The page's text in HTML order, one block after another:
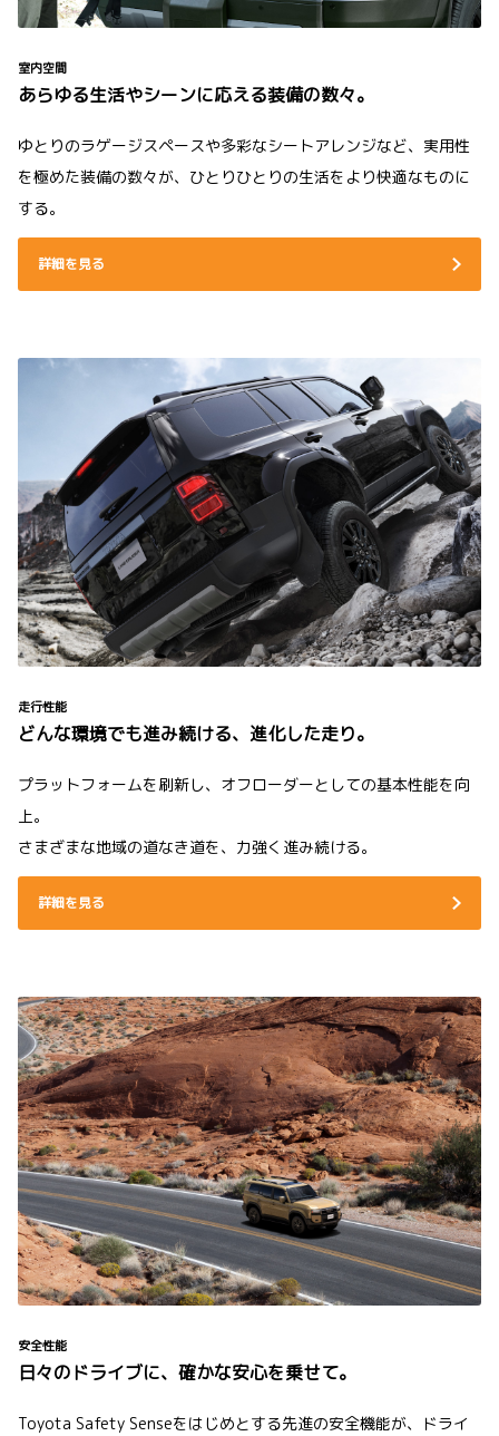
室内空間
あらゆる生活やシーンに応える装備の数々。
ゆとりのラゲージスペースや多彩なシートアレンジなど、実用性
を極めた装備の数々が、ひとりひとりの生活をより快適なものに
する。
詳細を見る
走行性能
どんな環境でも進み続ける、進化した走り。
プラットフォームを刷新し、オフローダーとしての基本性能を向
上。
さまざまな地域の道なき道を、力強く進み続ける。
詳細を見る
安全性能
日々のドライブに、確かな安心を乗せて。
Toyota Safety Senseをはじめとする先進の安全機能が、ドライ